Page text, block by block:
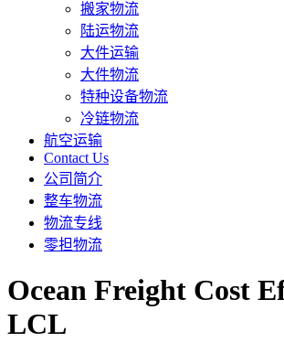
搬家物流
陆运物流
大件运输
大件物流
特种设备物流
冷链物流
航空运输
Contact Us
公司简介
整车物流
物流专线
零担物流
Ocean Freight Cost
LCL